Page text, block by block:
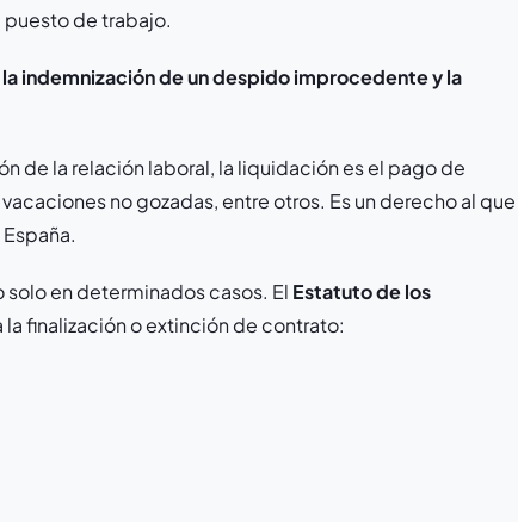
de trabajo.
laindemnización de un despido improcedente y la
de la relación laboral, la liquidación es el pago de
no gozadas, entre otros. Es un derecho al que
en determinados casos. El Estatuto de los
finalización o extinción de contrato: